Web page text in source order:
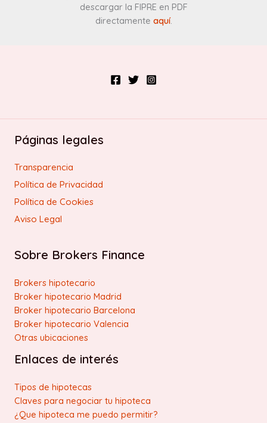
descargar la FIPRE en PDF
directamente aquí.
Páginas legales
Transparencia
Política de Privacidad
Política de Cookies
Aviso Legal
Sobre Brokers Finance
Brokers hipotecario
Broker hipotecario Madrid
Broker hipotecario Barcelona
Broker hipotecario Valencia
Otras ubicaciones
Enlaces de interés
Tipos de hipotecas
Claves para negociar tu hipoteca
¿Que hipoteca me puedo permitir?